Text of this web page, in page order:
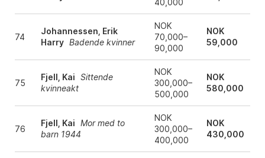
40,000
74
Johannessen, Erik
Harry Badende kvinner
NOK
70,000–
90,000
NOK
59,000
75
Fjell, Kai Sittende
kvinneakt
NOK
300,000–
500,000
NOK
580,000
76
Fjell, Kai Mor med to
barn 1944
NOK
300,000–
400,000
NOK
430,000